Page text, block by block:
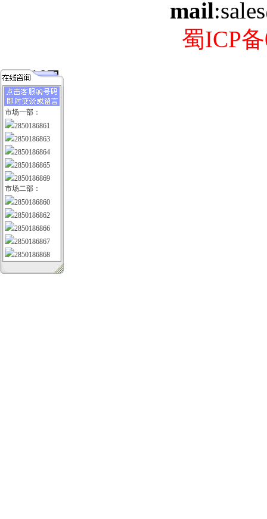
mail
蜀ICP
市场一部：
2850186861
2850186863
2850186864
2850186865
2850186869
市场二部：
2850186860
2850186862
2850186866
2850186867
2850186868